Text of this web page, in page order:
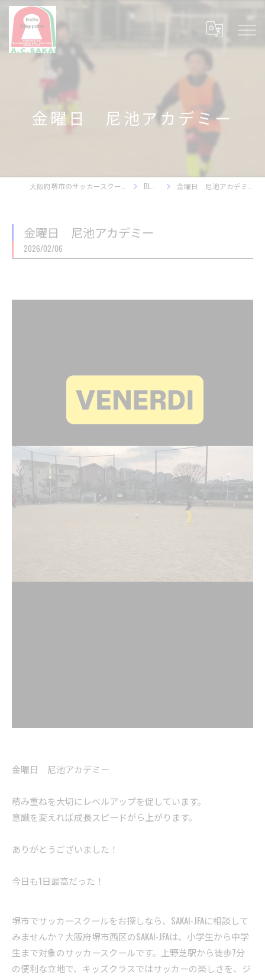
金曜日 尼池アカデミー
BLOG 金曜日 尼池アカデミー
金曜日 尼池アカデミー
2026/02/06
金曜日 尼池アカデミー
積み重ねを大切にレベルアップを促しています。
意識を変えれば成長スピードがら上がります。
ありがとうございました！
今日も1日最高だった！
堺市でサッカースクールをお探しなら、SAKAI-JFAに相談して
みませんか？大阪府堺市西区のSAKAI-JFAは、小学生から中学
生まで対象のサッカースクールです。上野芝駅から徒歩7分
の便利な立地で、キッズクラスではサッカーの楽しさを、ジ